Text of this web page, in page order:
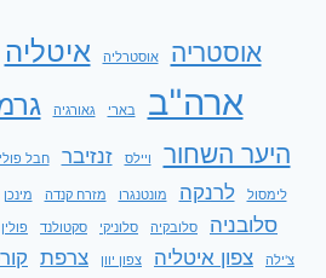
אוסטריה אוסטרליה איטליה
ארה"ב בארי גאורגיה
היער השחור ויילס זנזיבר חבל
לימסול לרנקה מונטנגרו מזרח קנדה מינכן
סלובניה סלובקיה סלוניקי סקטולנד פולין
צ'ילה צפון איטליה צפון יוון צרפת